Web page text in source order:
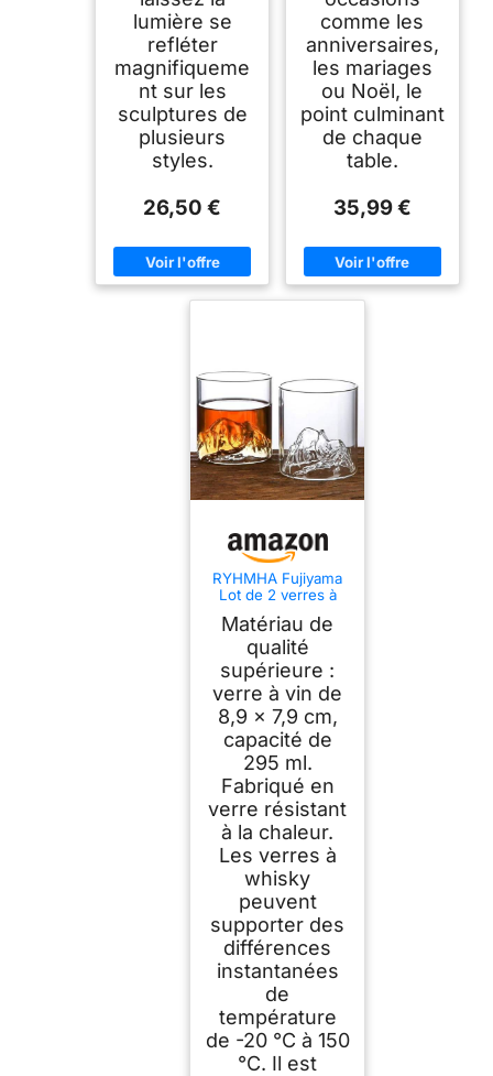
lumière se
refléter
magnifiqueme
nt sur les
sculptures de
plusieurs
styles.
26,50 €
comme les
anniversaires,
les mariages
ou Noël, le
point culminant
de chaque
table.
35,99 €
RYHMHA Fujiyama
Lot de 2 verres à
cristal pour whisky,
cognac, martini,
cocktail, rhum, bière
(transparent), RY-
24022902
Matériau de
qualité
supérieure :
verre à vin de
8,9 x 7,9 cm,
capacité de
295 ml.
Fabriqué en
verre résistant
à la chaleur.
Les verres à
whisky
peuvent
supporter des
différences
instantanées
de
température
de -20 °C à 150
°C. Il est